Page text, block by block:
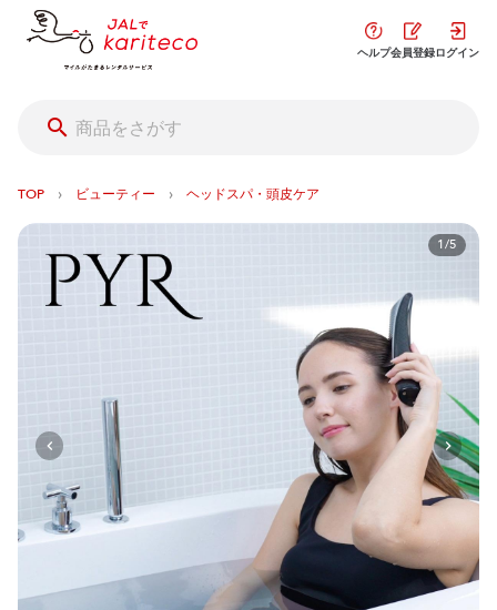
ヘルプ会員登録ログイン
TOP › ビューティー › ヘッドスパ・頭皮ケア
1/5